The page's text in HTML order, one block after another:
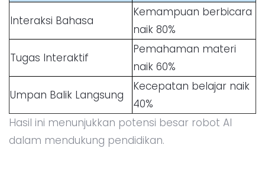
Interaksi Bahasa
Kemampuan berbicara
naik 80%
Tugas Interaktif
Pemahaman materi
naik 60%
Umpan Balik Langsung
Kecepatan belajar naik
40%
Hasil ini menunjukkan potensi besar robot AI
dalam mendukung pendidikan.